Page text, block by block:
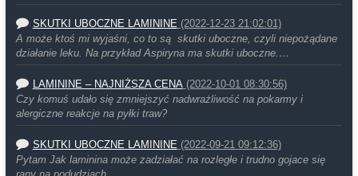
SKUTKI UBOCZNE LAMININE (2022-12-23 21:02:01)
A może ktoś mi wyjaśni, co to są skutki uboczne, czyli niepożądane
działanie leku. Na przykład Aspiryna ma skutki uboczne.…
LAMININE – NAJNIŻSZA CENA (2022-10-01 08:30:56)
Czy komuś udało się zmniejszyć nadwrażliwość na pokarmy i
alergiczne reakcje na pyłki traw?
SKUTKI UBOCZNE LAMININE (2022-09-21 09:12:36)
Pytam Jak laminina może zadziałać na rozległe i trudno gojace się